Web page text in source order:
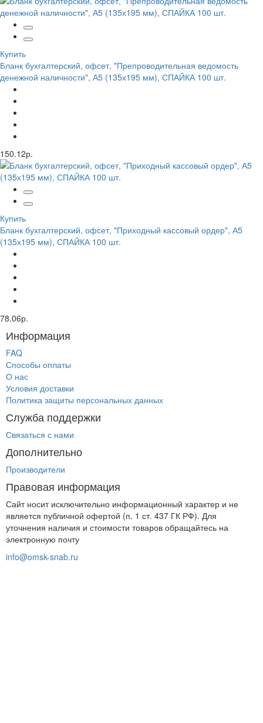
Купить
Бланк бухгалтерский, офсет, "Препроводительная ведомость
денежной наличности", А5 (135х195 мм), СПАЙКА 100 шт.
150.12р.
Купить
Бланк бухгалтерский, офсет, "Приходный кассовый ордер", А5
(135х195 мм), СПАЙКА 100 шт.
78.06р.
Информация
FAQ
Способы оплаты
О нас
Условия доставки
Политика защиты персональных данных
Служба поддержки
Связаться с нами
Дополнительно
Производители
Правовая информация
Сайт носит исключительно информационный характер и не
является публичной офертой (п. 1 ст. 437 ГК РФ). Для
уточнения наличия и стоимости товаров обращайтесь на
электронную почту
info@omsk-snab.ru